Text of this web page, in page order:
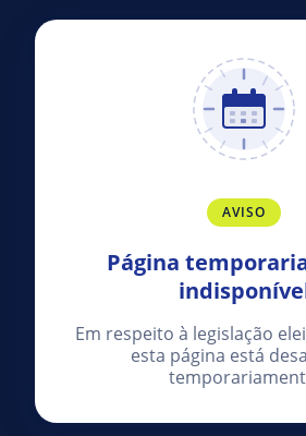
AVISO
Página
Em respeito à legislação
esta página está